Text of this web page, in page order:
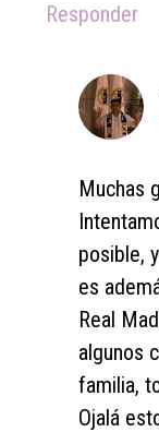
Responder
Muchas
posible,
es
Real
algunos
familia,
Ojalá